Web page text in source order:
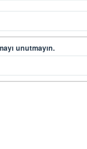
unutmayın.